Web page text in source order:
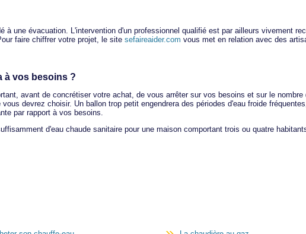
une évacuation. L'intervention d'un professionnel qualifié est par ailleurs vivement
faire chiffrer votre projet, le site sefaireaider.com vous met en relation avec des
à vos besoins ?
avant de concrétiser votre achat, de vous arrêter sur vos besoins et sur le nombre
devrez choisir. Un ballon trop petit engendrera des périodes d'eau froide
par rapport à vos besoins.
d'eau chaude sanitaire pour une maison comportant trois ou quatre